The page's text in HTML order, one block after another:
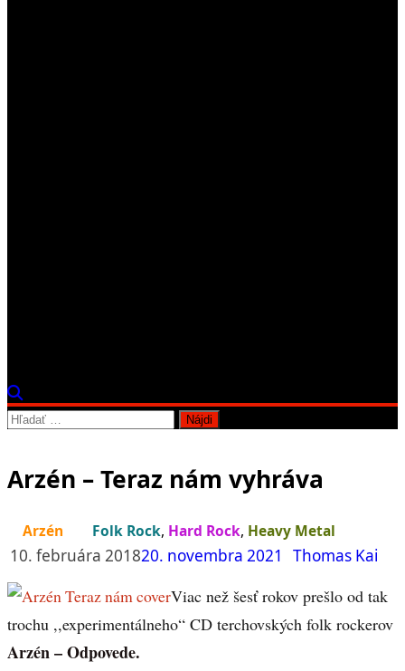
Hľadať:
Arzén – Teraz nám vyhráva
Arzén Folk Rock, Hard Rock, Heavy Metal
10. februára 201820. novembra 2021 Thomas Kai
Viac než šesť rokov prešlo od tak
trochu ,,experimentálneho“ CD terchovských folk rockerov
Arzén – Odpovede.